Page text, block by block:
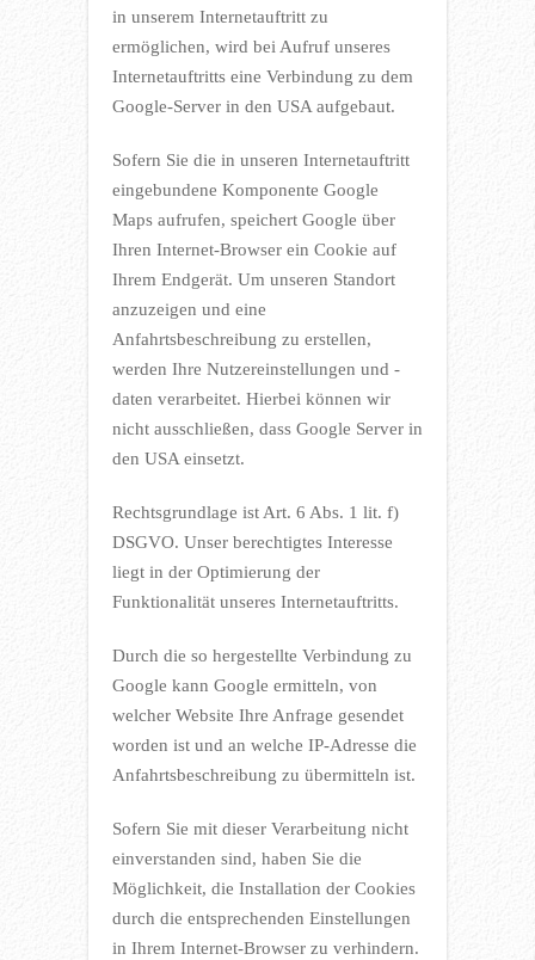
in unserem Internetauftritt zu
ermöglichen, wird bei Aufruf unseres
Internetauftritts eine Verbindung zu dem
Google-Server in den USA aufgebaut.
Sofern Sie die in unseren Internetauftritt
eingebundene Komponente Google
Maps aufrufen, speichert Google über
Ihren Internet-Browser ein Cookie auf
Ihrem Endgerät. Um unseren Standort
anzuzeigen und eine
Anfahrtsbeschreibung zu erstellen,
werden Ihre Nutzereinstellungen und -
daten verarbeitet. Hierbei können wir
nicht ausschließen, dass Google Server in
den USA einsetzt.
Rechtsgrundlage ist Art. 6 Abs. 1 lit. f)
DSGVO. Unser berechtigtes Interesse
liegt in der Optimierung der
Funktionalität unseres Internetauftritts.
Durch die so hergestellte Verbindung zu
Google kann Google ermitteln, von
welcher Website Ihre Anfrage gesendet
worden ist und an welche IP-Adresse die
Anfahrtsbeschreibung zu übermitteln ist.
Sofern Sie mit dieser Verarbeitung nicht
einverstanden sind, haben Sie die
Möglichkeit, die Installation der Cookies
durch die entsprechenden Einstellungen
in Ihrem Internet-Browser zu verhindern.